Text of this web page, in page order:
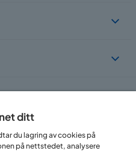
ditt
du lagring av cookies på
på nettstedet, analysere